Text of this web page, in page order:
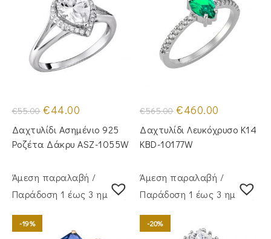
€55.00 Original
price
was:
€55.00.
€44.00
τιμή
είναι:
€44.00.
Δαχτυλίδι Ασημένιο 925
Ροζέτα Δάκρυ ASZ-1055W
€565.00 Original
price
was:
€565.00.
€460.00
είναι:
Δαχτυλίδι Λευκόχρυσο Κ14
KBD-10177W
Άμεση παραλαβή /
Παράδoση 1 έως 3 ημέρες
-19%
Άμεση παραλαβή /
Παράδoση 1 έως 3 ημέρες
-20%